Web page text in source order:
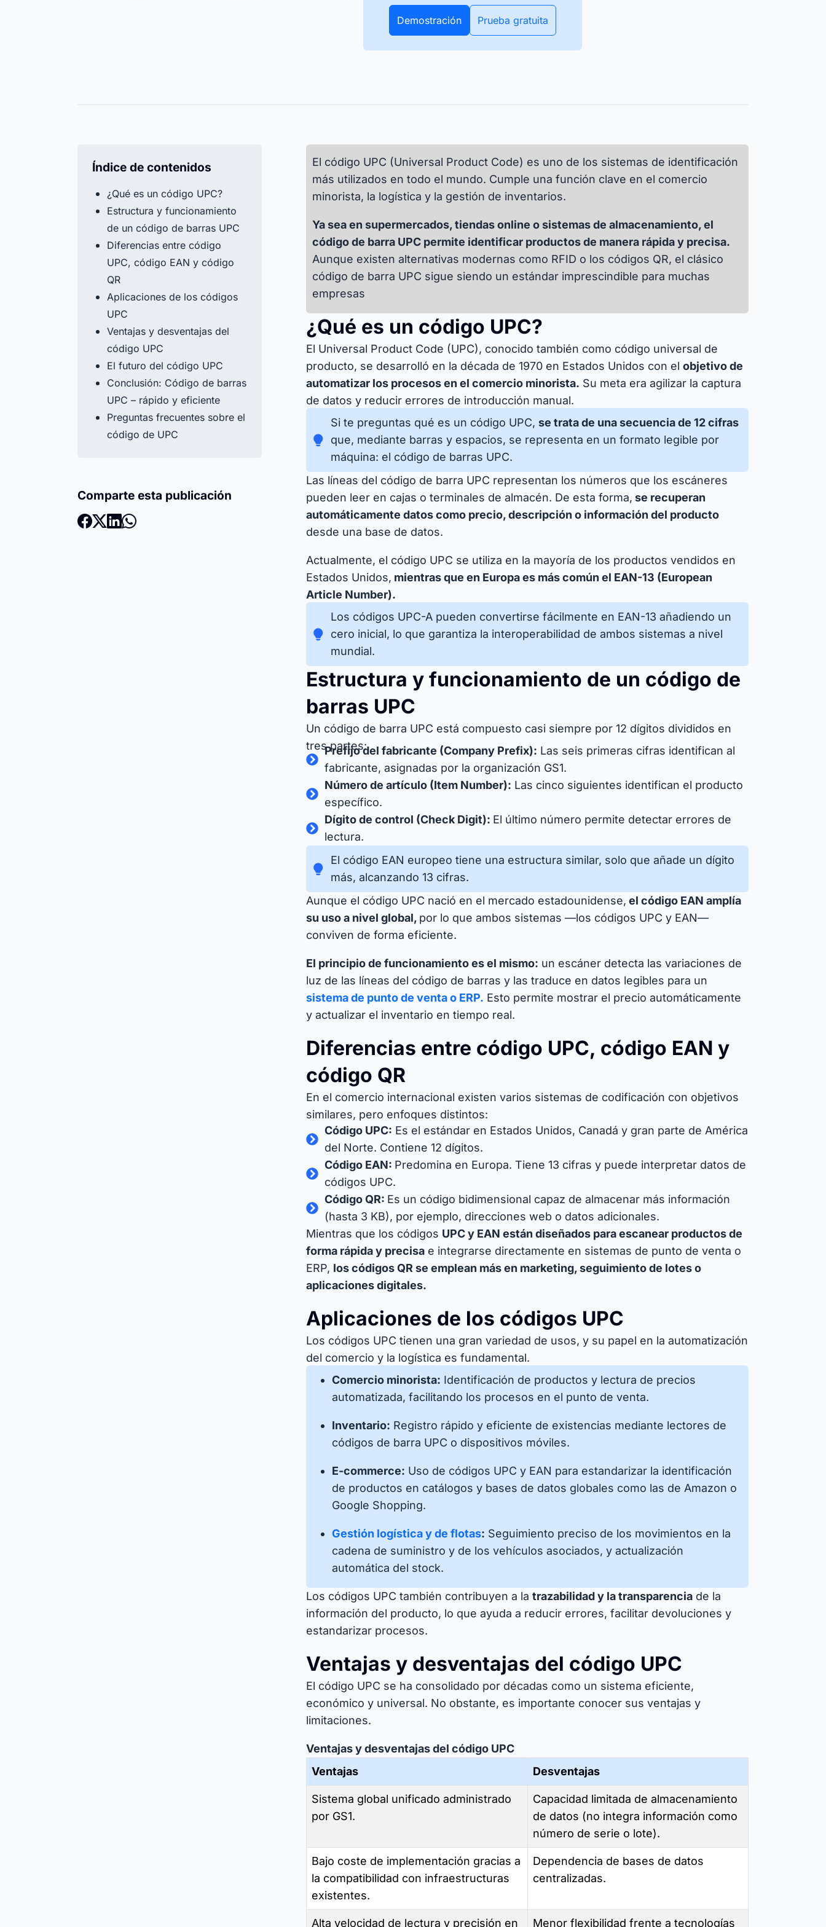
en tiempo real. Los rastreadores
Bluetooth y GPS lo hacen posible.
Descubre cómo puedes integrar tus sistemas
existentes mediante interfaces.
Demostración Prueba gratuita
El código UPC (Universal Product Code) es uno de los sistemas de identificación
más utilizados en todo el mundo. Cumple una función clave en el comercio
minorista, la logística y la gestión de inventarios.
Ya sea en supermercados, tiendas online o sistemas de almacenamiento, el
código de barra UPC permite identificar productos de manera rápida y precisa.
Aunque existen alternativas modernas como RFID o los códigos QR, el clásico
código de barra UPC sigue siendo un estándar imprescindible para muchas
empresas
¿Qué es un código UPC?
El Universal Product Code (UPC), conocido también como código universal de
producto, se desarrolló en la década de 1970 en Estados Unidos con el objetivo de
automatizar los procesos en el comercio minorista. Su meta era agilizar la captura
de datos y reducir errores de introducción manual.
Si te preguntas qué es un código UPC, se trata de una secuencia de 12 cifras
que, mediante barras y espacios, se representa en un formato legible por
máquina: el código de barras UPC.
Las líneas del código de barra UPC representan los números que los escáneres
pueden leer en cajas o terminales de almacén. De esta forma, se recuperan
automáticamente datos como precio, descripción o información del producto
desde una base de datos.
Actualmente, el código UPC se utiliza en la mayoría de los productos vendidos en
Estados Unidos, mientras que en Europa es más común el EAN-13 (European
Article Number).
Los códigos UPC-A pueden convertirse fácilmente en EAN-13 añadiendo un
cero inicial, lo que garantiza la interoperabilidad de ambos sistemas a nivel
mundial.
Estructura y funcionamiento de un código de
barras UPC
Un código de barra UPC está compuesto casi siempre por 12 dígitos divididos en
tres partes:
Prefijo del fabricante (Company Prefix): Las seis primeras cifras identifican al
fabricante, asignadas por la organización GS1.
Número de artículo (Item Number): Las cinco siguientes identifican el producto
específico.
Dígito de control (Check Digit): El último número permite detectar errores de
lectura.
El código EAN europeo tiene una estructura similar, solo que añade un dígito
más, alcanzando 13 cifras.
Aunque el código UPC nació en el mercado estadounidense, el código EAN amplía
su uso a nivel global, por lo que ambos sistemas —los códigos UPC y EAN—
conviven de forma eficiente.
El principio de funcionamiento es el mismo: un escáner detecta las variaciones de
luz de las líneas del código de barras y las traduce en datos legibles para un
sistema de punto de venta o ERP. Esto permite mostrar el precio automáticamente
y actualizar el inventario en tiempo real.
Diferencias entre código UPC, código EAN y
código QR
En el comercio internacional existen varios sistemas de codificación con objetivos
similares, pero enfoques distintos:
Código UPC: Es el estándar en Estados Unidos, Canadá y gran parte de América
del Norte. Contiene 12 dígitos.
Código EAN: Predomina en Europa. Tiene 13 cifras y puede interpretar datos de
códigos UPC.
Código QR: Es un código bidimensional capaz de almacenar más información
(hasta 3 KB), por ejemplo, direcciones web o datos adicionales.
Mientras que los códigos UPC y EAN están diseñados para escanear productos de
forma rápida y precisa e integrarse directamente en sistemas de punto de venta o
ERP, los códigos QR se emplean más en marketing, seguimiento de lotes o
aplicaciones digitales.
Aplicaciones de los códigos UPC
Los códigos UPC tienen una gran variedad de usos, y su papel en la automatización
del comercio y la logística es fundamental.
Comercio minorista: Identificación de productos y lectura de precios
automatizada, facilitando los procesos en el punto de venta.
Inventario: Registro rápido y eficiente de existencias mediante lectores de
códigos de barra UPC o dispositivos móviles.
E-commerce: Uso de códigos UPC y EAN para estandarizar la identificación
de productos en catálogos y bases de datos globales como las de Amazon o
Google Shopping.
Gestión logística y de flotas: Seguimiento preciso de los movimientos en la
cadena de suministro y de los vehículos asociados, y actualización
automática del stock.
Los códigos UPC también contribuyen a la trazabilidad y la transparencia de la
información del producto, lo que ayuda a reducir errores, facilitar devoluciones y
estandarizar procesos.
Ventajas y desventajas del código UPC
El código UPC se ha consolidado por décadas como un sistema eficiente,
económico y universal. No obstante, es importante conocer sus ventajas y
limitaciones.
Ventajas y desventajas del código UPC
Ventajas
Desventajas
Sistema global unificado administrado
por GS1.
Capacidad limitada de almacenamiento
de datos (no integra información como
número de serie o lote).
Bajo coste de implementación gracias a
la compatibilidad con infraestructuras
existentes.
Dependencia de bases de datos
centralizadas.
Alta velocidad de lectura y precisión en Menor flexibilidad frente a tecnologías
Índice de contenidos
¿Qué es un código UPC?
Estructura y funcionamiento
de un código de barras UPC
Diferencias entre código
UPC, código EAN y código
QR
Aplicaciones de los códigos
UPC
Ventajas y desventajas del
código UPC
El futuro del código UPC
Conclusión: Código de barras
UPC – rápido y eficiente
Preguntas frecuentes sobre el
código de UPC
Comparte esta publicación